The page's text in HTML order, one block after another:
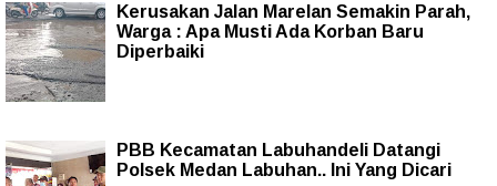
Kerusakan Jalan Marelan Semakin Parah,
Warga : Apa Musti Ada Korban Baru
Diperbaiki
PBB Kecamatan Labuhandeli Datangi
Polsek Medan Labuhan.. Ini Yang Dicari